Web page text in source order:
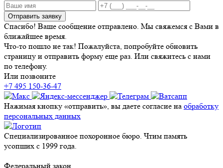
Отправить заявку
Спасибо! Ваше сообщение отправлено. Мы свяжемся с Вами в
ближайшее время.
Что-то пошло не так! Пожалуйста, попробуйте обновить
страницу и отправить форму еще раз. Или свяжитесь с нами
по телефону.
Или позвоните
+7 495 150-36-47
Нажимая кнопку «отправить», вы даете согласие на обработку
персональных данных
Специализированное похоронное бюро. Чтим память
усопших с 1999 года.
Федеральный закон